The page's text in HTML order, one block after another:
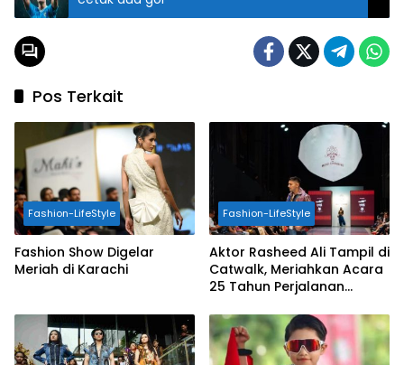
Pos Terkait
Fashion-LifeStyle
Fashion Show Digelar
Meriah di Karachi
Fashion-LifeStyle
Aktor Rasheed Ali Tampil di
Catwalk, Meriahkan Acara
25 Tahun Perjalanan